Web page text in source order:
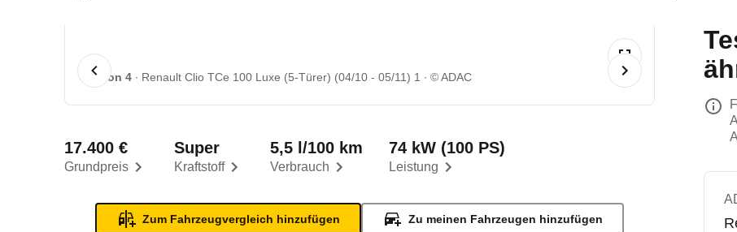
1 von 4 Renault Clio TCe 100 Luxe (5-Türer) (04/10 - 05/11) 1 © ADAC
Grundpreis
17.400 €
Kraftstoff
Super
Verbrauch
5,5 l/100 km
Leistung
74 kW (100 PS)
Zum Fahrzeugvergleich hinzufügen Zu meinen Fahrzeugen hinzufügen